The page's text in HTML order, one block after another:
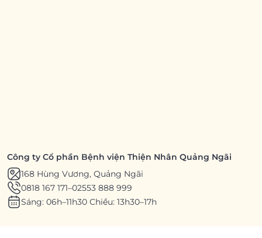
Công ty Cổ phần Bệnh viện Thiện Nhân Quảng Ngãi
168 Hùng Vương, Quảng Ngãi
0818 167 171–02553 888 999
Sáng: 06h–11h30 Chiều: 13h30–17h